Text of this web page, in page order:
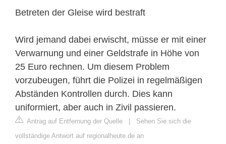
Betreten der Gleise wird bestraft
Wird jemand dabei erwischt, müsse er mit einer
Verwarnung und einer Geldstrafe in Höhe von
25 Euro rechnen. Um diesem Problem
vorzubeugen, führt die Polizei in regelmäßigen
Abständen Kontrollen durch. Dies kann
uniformiert, aber auch in Zivil passieren.
Antrag auf Entfernung der Quelle | Sehen Sie sich die
vollständige Antwort auf regionalheute.de an